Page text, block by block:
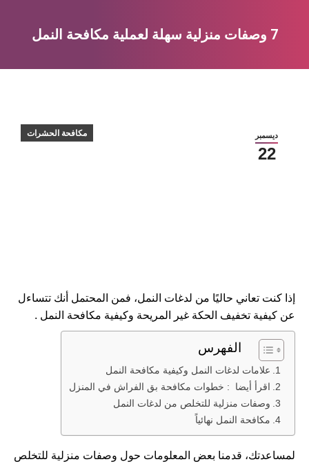
7 وصفات منزلية سهلة لعملية مكافحة النمل
ديسمبر
22
مكافحة الحشرات
إذا كنت تعاني حاليًا من لدغات النمل، فمن المحتمل أنك تتساءل
عن كيفية تخفيف الحكة غير المريحة وكيفية مكافحة النمل .
الفهرس
علامات لدغات النمل وكيفية مكافحة النمل
اقرأ أيضا : خطوات مكافحة بق الفراش في المنزل
وصفات منزلية للتخلص من لدغات النمل
مكافحة النمل نهائياً
لمساعدتك، قدمنا بعض المعلومات حول وصفات منزلية للتخلص